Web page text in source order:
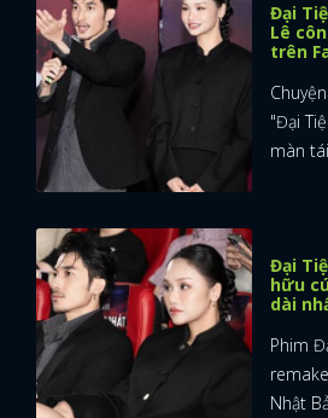
Đại
Lê
trên
"Đại
màn
Đại
hữu
dài
Phim
Nhật